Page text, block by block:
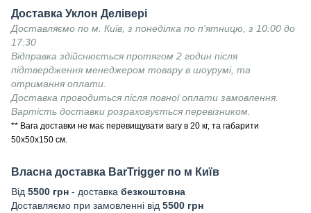
Доставка Уклон Делівері
Доставляємо по м. Київ, з понеділка по п'ятницю, з 10:00 до
17:30
Відправка здійснюється протягом 2 годин після
підтвердження менеджером товару в шоурумі, та
отримання оплати.
Доставка проводиться після повної оплати замовлення.
Вартість доставки розраховується перевізником.
** Вага доставки не має перевищувати вагу в 20 кг, та габарити
50х50х150 см.
Власна доставка BarTrigger по м Київ
Від 5500 грн - доставка безкоштовна
Доставляємо при замовленні від 5500 грн